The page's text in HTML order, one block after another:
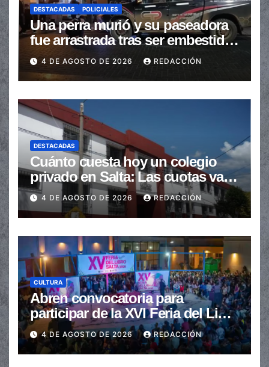
DESTACADAS POLICIALES
Una perra murió y su paseadora
fue arrastrada tras ser embestidas
en la senda peatonal
4 DE AGOSTO DE 2026 REDACCIÓN
DESTACADAS
Cuánto cuesta hoy un colegio
privado en Salta: Las cuotas van
de $110.000 a más de $600.000
4 DE AGOSTO DE 2026 REDACCIÓN
CULTURA
Abren convocatoria para
participar de la XVI Feria del Libro
de Salta
4 DE AGOSTO DE 2026 REDACCIÓN